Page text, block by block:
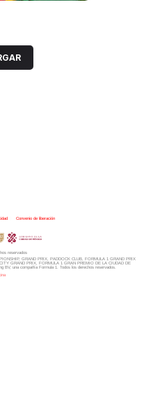
| Convenio de liberación
reservados
GRAND PRIX, PADDOCK CLUB,
FORMULA 1 GRAND PRIX
GRAND PRIX, FORMULA 1 GRAN PREMIO DE LA CIUDAD DE
BV, una compañía Formula 1. Todos los derechos reservados.